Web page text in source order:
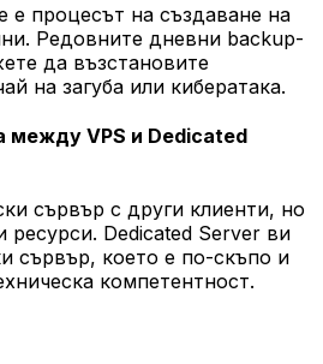
е процесът на създаване на
Редовните дневни backup-
да възстановите
на загуба или кибератака.
между VPS и Dedicated
сървър с други клиенти, но
ресурси. Dedicated Server ви
сървър, което е по-скъпо и
компетентност.